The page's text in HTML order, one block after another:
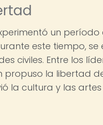
un
este tiempo,
civiles. Entre los
propuso la libertad
la cultura y las artes